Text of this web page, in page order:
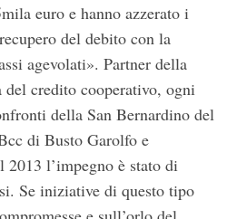
euro e hanno azzerato i
del debito con la
agevolati». Partner della
del credito cooperativo, ogni
della San Bernardino del
di Busto Garolfo e
l’impegno è stato di
Se iniziative di questo tipo